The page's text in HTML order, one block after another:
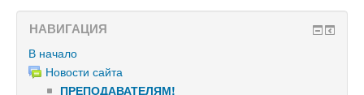
НАВИГАЦИЯ
В начало
Новости сайта
ПРЕПОДАВАТЕЛЯМ!